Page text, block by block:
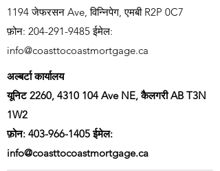
1194 जेफरसन Ave, विन्निपेग, एमबी R2P 0C7
फ़ोन: 204-291-9485ईमेल:
info@coasttocoastmortgage.ca
अल्बर्टा कार्यालय
यूनिट 2260, 4310 104 Ave NE, कैलगरी AB T3N
1W2
फ़ोन: 403-966-1405ईमेल:
info@coasttocoastmortgage.ca